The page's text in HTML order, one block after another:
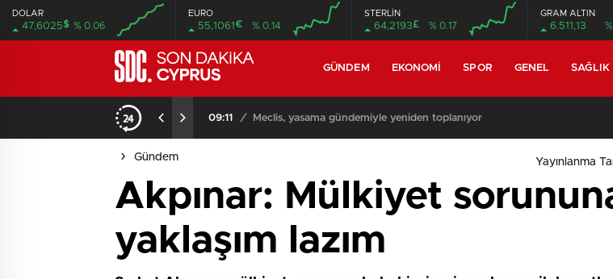
DOLAR
47,6025$ % 0.06
EURO
55,1061€ % 0.14
STERLİN
64,2193£ % 0.17
GRAM ALTIN
6.511,13
GÜNDEM EKONOMI SPOR GENEL SAĞLIK
09:11 / Meclis, yasama gündemiyle yeniden toplanıyor
Gündem Yayınlanma
Akpınar: Mülkiyet
yaklaşım lazım